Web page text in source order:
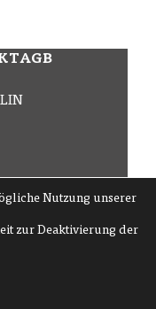
Nutzung unserer
zur Deaktivierung der
AGB
auf
Sie